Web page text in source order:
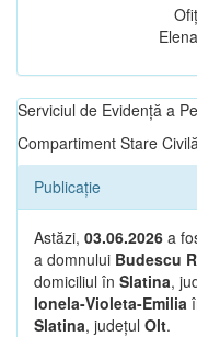
Serviciul de Evidență a
Compartiment Stare Civilă
Publicație
Astăzi, 03.06.2026 a
a domnului Budescu
domiciliul în Slatina,
Ionela-Violeta-Emilia
Slatina, județul Olt.